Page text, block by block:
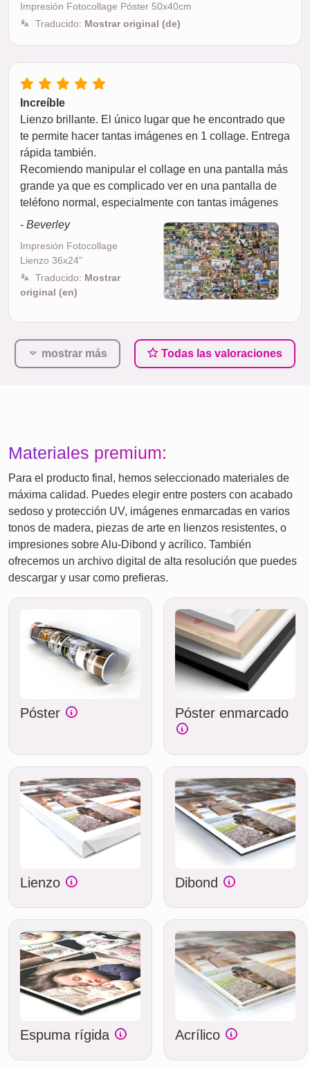
Impresión Fotocollage Póster 50x40cm
Traducido: Mostrar original (de)
Increíble
Lienzo brillante. El único lugar que he encontrado que
te permite hacer tantas imágenes en 1 collage. Entrega
rápida también.
Recomiendo manipular el collage en una pantalla más
grande ya que es complicado ver en una pantalla de
teléfono normal, especialmente con tantas imágenes
- Beverley
Impresión Fotocollage
Lienzo 36x24"
Traducido: Mostrar
original (en)
mostrar más Todas las valoraciones
Materiales premium:
Para el producto final, hemos seleccionado materiales de
máxima calidad. Puedes elegir entre posters con acabado
sedoso y protección UV, imágenes enmarcadas en varios
tonos de madera, piezas de arte en lienzos resistentes, o
impresiones sobre Alu-Dibond y acrílico. También
ofrecemos un archivo digital de alta resolución que puedes
descargar y usar como prefieras.
Póster Póster enmarcado
Lienzo Dibond
Espuma rígida Acrílico